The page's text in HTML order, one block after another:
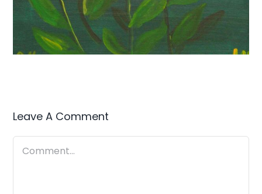
Leave A Comment
Comment